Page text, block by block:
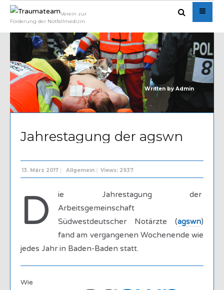
Verein zur
Förderung der Notfallmedizin
Written byAdmin
Jahrestagung der agswn
13. März 2017 Allgemein Views: 2937
D
ie Jahrestagung der
Arbeitsgemeinschaft
Südwestdeutscher Notärzte (agswn)
fand am vergangenen Wochenende wie
jedes Jahr in Baden-Baden statt.
Wie